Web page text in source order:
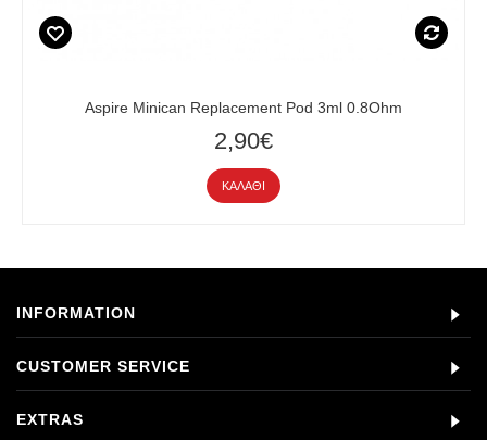
Aspire Minican Replacement Pod 3ml 0.8Ohm
2,90€
ΚΑΛΆΘΙ
INFORMATION
CUSTOMER SERVICE
EXTRAS